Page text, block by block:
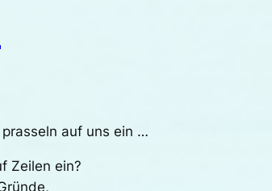
auf uns ein …
Zeilen ein?